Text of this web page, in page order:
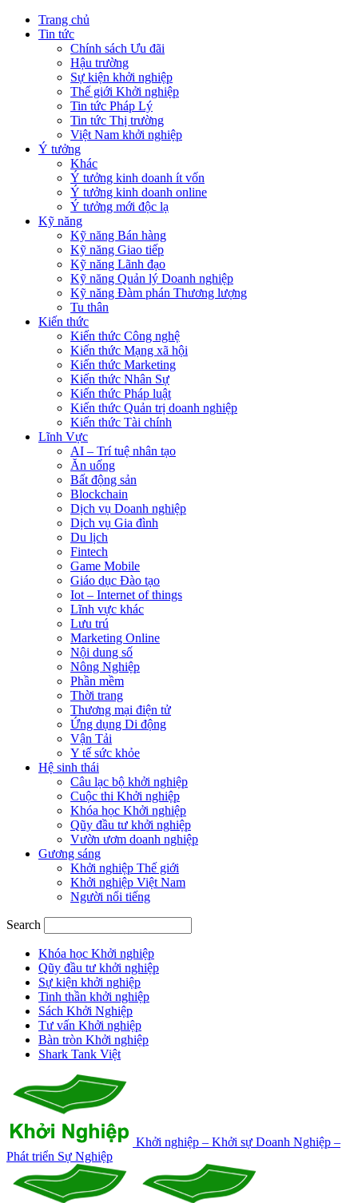
Trang chủ
Tin tức
Chính sách Ưu đãi
Hậu trường
Sự kiện khởi nghiệp
Thế giới Khởi nghiệp
Tin tức Pháp Lý
Tin tức Thị trường
Việt Nam khởi nghiệp
Ý tưởng
Khác
Ý tưởng kinh doanh ít vốn
Ý tưởng kinh doanh online
Ý tưởng mới độc lạ
Kỹ năng
Kỹ năng Bán hàng
Kỹ năng Giao tiếp
Kỹ năng Lãnh đạo
Kỹ năng Quản lý Doanh nghiệp
Kỹ năng Đàm phán Thương lượng
Tu thân
Kiến thức
Kiến thức Công nghệ
Kiến thức Mạng xã hội
Kiến thức Marketing
Kiến thức Nhân Sự
Kiến thức Pháp luật
Kiến thức Quản trị doanh nghiệp
Kiến thức Tài chính
Lĩnh Vực
AI – Trí tuệ nhân tạo
Ăn uống
Bất động sản
Blockchain
Dịch vụ Doanh nghiệp
Dịch vụ Gia đình
Du lịch
Fintech
Game Mobile
Giáo dục Đào tạo
Iot – Internet of things
Lĩnh vực khác
Lưu trú
Marketing Online
Nội dung số
Nông Nghiệp
Phần mềm
Thời trang
Thương mại điện tử
Ứng dụng Di động
Vận Tải
Y tế sức khỏe
Hệ sinh thái
Câu lạc bộ khởi nghiệp
Cuộc thi Khởi nghiệp
Khóa học Khởi nghiệp
Qũy đầu tư khởi nghiệp
Vườn ươm doanh nghiệp
Gương sáng
Khởi nghiệp Thế giới
Khởi nghiệp Việt Nam
Người nổi tiếng
Search
Khóa học Khởi nghiệp
Qũy đầu tư khởi nghiệp
Sự kiện khởi nghiệp
Tinh thần khởi nghiệp
Sách Khởi Nghiệp
Tư vấn Khởi nghiệp
Bàn tròn Khởi nghiệp
Shark Tank Việt
Khởi nghiệp – Khởi sự Doanh Nghiệp –
Phát triển Sự Nghiệp